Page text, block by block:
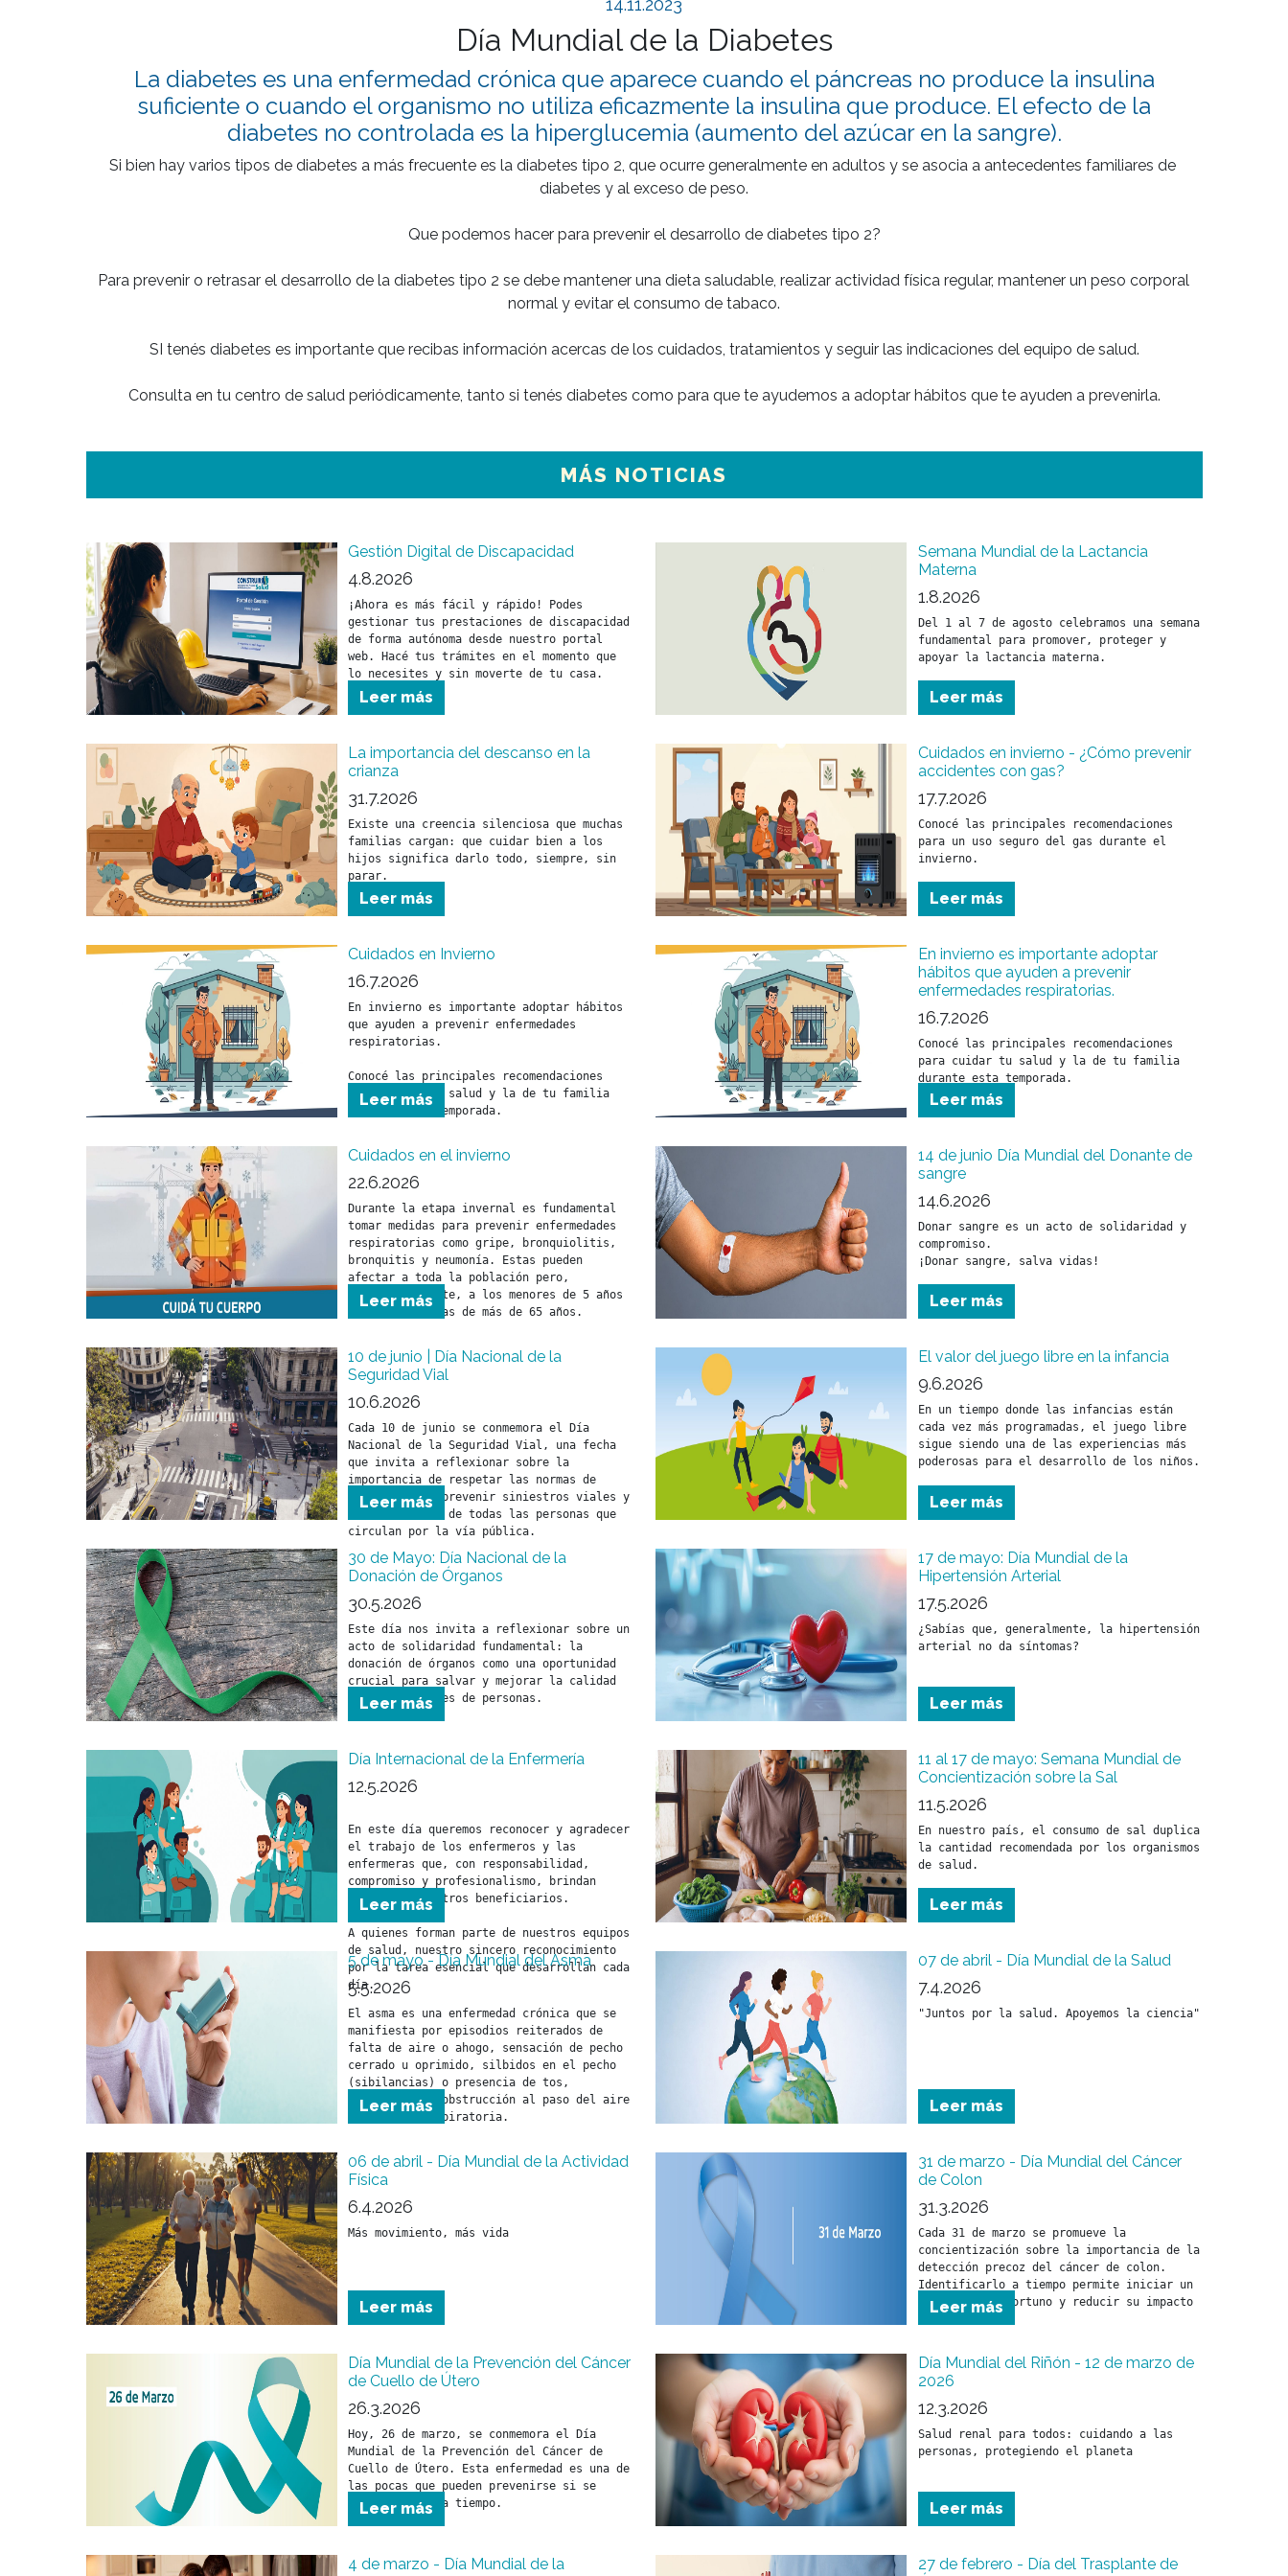
14.11.2023
Día Mundial de la Diabetes
La diabetes es una enfermedad crónica que aparece cuando el páncreas no produce la insulina
suficiente o cuando el organismo no utiliza eficazmente la insulina que produce. El efecto de la
diabetes no controlada es la hiperglucemia (aumento del azúcar en la sangre).
Si bien hay varios tipos de diabetes a más frecuente es la diabetes tipo 2, que ocurre generalmente en adultos y se asocia a antecedentes familiares de
diabetes y al exceso de peso.
Que podemos hacer para prevenir el desarrollo de diabetes tipo 2?
Para prevenir o retrasar el desarrollo de la diabetes tipo 2 se debe mantener una dieta saludable, realizar actividad física regular, mantener un peso corporal
normal y evitar el consumo de tabaco.
SI tenés diabetes es importante que recibas información acercas de los cuidados, tratamientos y seguir las indicaciones del equipo de salud.
MÁS NOTICIAS
Gestión Digital de Discapacidad
4.8.2026
¡Ahora es más fácil y rápido! Podes
gestionar tus prestaciones de discapacidad
de forma autónoma desde nuestro portal
web. Hacé tus trámites en el momento que
lo necesites y sin moverte de tu casa.
Leer más
Semana Mundial de la Lactancia
Materna
1.8.2026
Del 1 al 7 de agosto celebramos una semana
fundamental para promover, proteger y
apoyar la lactancia materna.
Leer más
La importancia del descanso en la
crianza
31.7.2026
Existe una creencia silenciosa que muchas
familias cargan: que cuidar bien a los
hijos significa darlo todo, siempre, sin
parar.
Leer más
Cuidados en invierno - ¿Cómo prevenir
accidentes con gas?
17.7.2026
Conocé las principales recomendaciones
para un uso seguro del gas durante el
invierno.
Leer más
Cuidados en Invierno
16.7.2026
En invierno es importante adoptar hábitos
que ayuden a prevenir enfermedades
respiratorias.
Conocé las principales recomendaciones
para cuidar tu salud y la de tu familia
durante esta temporada.
Leer más
En invierno es importante adoptar
hábitos que ayuden a prevenir
enfermedades respiratorias.
16.7.2026
Conocé las principales recomendaciones
para cuidar tu salud y la de tu familia
Leer más
Cuidados en el invierno
22.6.2026
Durante la etapa invernal es fundamental
tomar medidas para prevenir enfermedades
respiratorias como gripe, bronquiolitis,
bronquitis y neumonía. Estas pueden
afectar a toda la población pero,
fundamentalmente, a los menores de 5 años
Leer más
14 de junio Día Mundial del Donante de
sangre
14.6.2026
Donar sangre es un acto de solidaridad y
compromiso.
¡Donar sangre, salva vidas!
Leer más
10 de junio | Día Nacional de la
Seguridad Vial
10.6.2026
Cada 10 de junio se conmemora el Día
Nacional de la Seguridad Vial, una fecha
que invita a reflexionar sobre la
importancia de respetar las normas de
tránsito para prevenir siniestros viales y
cuidar la vida de todas las personas que
circulan por la vía pública.
Leer más
El valor del juego libre en la infancia
9.6.2026
En un tiempo donde las infancias están
cada vez más programadas, el juego libre
sigue siendo una de las experiencias más
Leer más
30 de Mayo: Día Nacional de la
Donación de Órganos
30.5.2026
Este día nos invita a reflexionar sobre un
acto de solidaridad fundamental: la
donación de órganos como una oportunidad
crucial para salvar y mejorar la calidad
de vida de miles de personas.
Leer más
17 de mayo: Día Mundial de la
Hipertensión Arterial
17.5.2026
¿Sabías que, generalmente, la hipertensión
arterial no da síntomas?
Leer más
Día Internacional de la Enfermería
12.5.2026
En este día queremos reconocer y agradecer
el trabajo de los enfermeros y las
enfermeras que, con responsabilidad,
compromiso y profesionalismo, brindan
cuidado a nuestros beneficiarios.
A quienes forman parte de nuestros equipos
de salud, nuestro sincero reconocimiento
por la tarea esencial que desarrollan cada
día.
Leer más
11 al 17 de mayo: Semana Mundial de
Concientización sobre la Sal
11.5.2026
En nuestro país, el consumo de sal duplica
la cantidad recomendada por los organismos
de salud.
Leer más
5 de mayo - Día Mundial del Asma
5.5.2026
El asma es una enfermedad crónica que se
manifiesta por episodios reiterados de
falta de aire o ahogo, sensación de pecho
cerrado u oprimido, silbidos en el pecho
(sibilancias) o presencia de tos,
asociados con obstrucción al paso del aire
por la vía respiratoria.
Leer más
07 de abril - Día Mundial de la Salud
7.4.2026
Leer más
06 de abril - Día Mundial de la Actividad
Física
6.4.2026
Más movimiento, más vida
Leer más
31 de marzo - Día Mundial del Cáncer
de Colon
31.3.2026
Cada 31 de marzo se promueve la
concientización sobre la importancia de la
detección precoz del cáncer de colon.
Identificarlo a tiempo permite iniciar un
tratamiento oportuno y reducir su impacto
Leer más
Día Mundial de la Prevención del Cáncer
de Cuello de Útero
26.3.2026
Hoy, 26 de marzo, se conmemora el Día
Mundial de la Prevención del Cáncer de
Cuello de Útero. Esta enfermedad es una de
las pocas que pueden prevenirse si se
toman medidas a tiempo.
Leer más
Día Mundial del Riñón - 12 de marzo de
2026
12.3.2026
Salud renal para todos: cuidando a las
personas, protegiendo el planeta
Leer más
4 de marzo - Día Mundial de la
27 de febrero - Día del Trasplante de